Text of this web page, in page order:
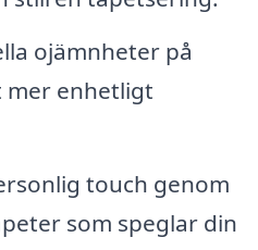
ojämnheter på
enhetligt
touch genom
som speglar din